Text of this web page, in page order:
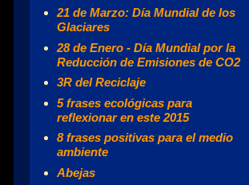
21 de Marzo: Día Mundial de los
Glaciares
28 de Enero - Día Mundial por la
Reducción de Emisiones de CO2
3R del Reciclaje
5 frases ecológicas para
reflexionar en este 2015
8 frases positivas para el medio
ambiente
Abejas